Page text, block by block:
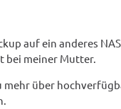
auf ein anderes
bei meiner Mutter.
über